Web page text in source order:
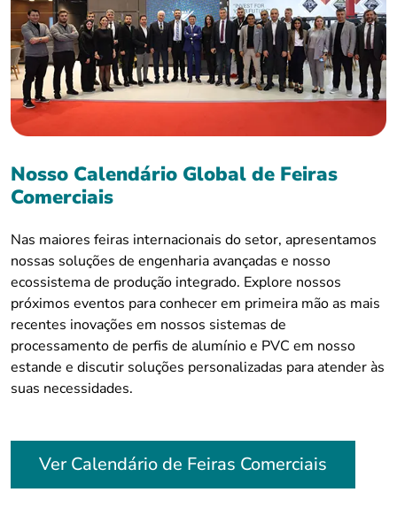
Nosso Calendário Global de Feiras
Comerciais
Nas maiores feiras internacionais do setor, apresentamos
nossas soluções de engenharia avançadas e nosso
ecossistema de produção integrado. Explore nossos
próximos eventos para conhecer em primeira mão as mais
recentes inovações em nossos sistemas de
processamento de perfis de alumínio e PVC em nosso
estande e discutir soluções personalizadas para atender às
suas necessidades.
Ver Calendário de Feiras Comerciais